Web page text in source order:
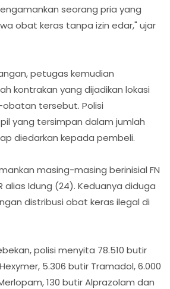
seorang pria yang
obat keras tanpa izin edar," ujar
petugas kemudian
kontrakan yang dijadikan lokasi
tersebut. Polisi
yang tersimpan dalam jumlah
diedarkan kepada pembeli.
masing-masing berinisial FN
alias Idung (24). Keduanya diduga
distribusi obat keras ilegal di
polisi menyita 78.510 butir
5.306 butir Tramadol, 6.000
130 butir Alprazolam dan